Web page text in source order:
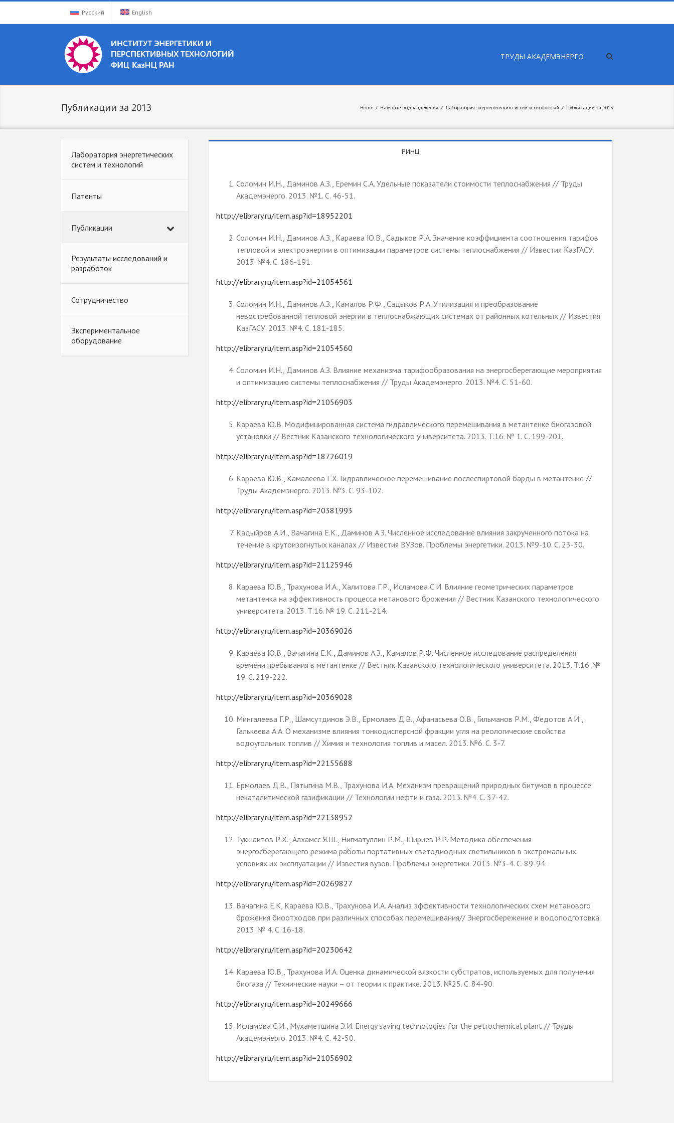
Русский English
ТРУДЫ АКАДЕМЭНЕРГО
Публикации за 2013 Home / Научные подразделения / Лаборатория энергетических систем и технологий / Публикации за 2013
РИНЦ
Соломин И.Н., Даминов А.З., Еремин С.А. Удельные показатели стоимости теплоснабжения // Труды
Академэнерго. 2013. №1. С. 46-51.
http://elibrary.ru/item.asp?id=18952201
Соломин И.Н., Даминов А.З., Караева Ю.В., Садыков Р.А. Значение коэффициента соотношения тарифов
тепловой и электроэнергии в оптимизации параметров системы теплоснабжения // Известия КазГАСУ.
2013. №4. С. 186-191.
http://elibrary.ru/item.asp?id=21054561
Соломин И.Н., Даминов А.З., Камалов Р.Ф., Садыков Р.А. Утилизация и преобразование
невостребованной тепловой энергии в теплоснабжающих системах от районных котельных // Известия
КазГАСУ. 2013. №4. С. 181-185.
http://elibrary.ru/item.asp?id=21054560
Соломин И.Н., Даминов А.З. Влияние механизма тарифообразования на энергосберегающие мероприятия
и оптимизацию системы теплоснабжения // Труды Академэнерго. 2013. №4. С. 51-60.
http://elibrary.ru/item.asp?id=21056903
Караева Ю.В. Модифицированная система гидравлического перемешивания в метантенке биогазовой
установки // Вестник Казанского технологического университета. 2013. Т.16. № 1. С. 199-201.
http://elibrary.ru/item.asp?id=18726019
Караева Ю.В., Камалеева Г.Х. Гидравлическое перемешивание послеспиртовой барды в метантенке //
Труды Академэнерго. 2013. №3. С. 93-102.
http://elibrary.ru/item.asp?id=20381993
Кадыйров А.И., Вачагина Е.К., Даминов А.З. Численное исследование влияния закрученного потока на
течение в крутоизогнутых каналах // Известия ВУЗов. Проблемы энергетики. 2013. №9-10. С. 23-30.
http://elibrary.ru/item.asp?id=21125946
Караева Ю.В., Трахунова И.А., Халитова Г.Р., Исламова С.И. Влияние геометрических параметров
метантенка на эффективность процесса метанового брожения // Вестник Казанского технологического
университета. 2013. Т.16. № 19. С. 211-214.
http://elibrary.ru/item.asp?id=20369026
Караева Ю.В., Вачагина Е.К., Даминов А.З., Камалов Р.Ф. Численное исследование распределения
времени пребывания в метантенке // Вестник Казанского технологического университета. 2013. Т.16. №
19. С. 219-222.
http://elibrary.ru/item.asp?id=20369028
Мингалеева Г.Р., Шамсутдинов Э.В., Ермолаев Д.В., Афанасьева О.В., Гильманов Р.М., Федотов А.И.,
Галькеева А.А. О механизме влияния тонкодисперсной фракции угля на реологические свойства
водоугольных топлив // Химия и технология топлив и масел. 2013. №6. С. 3-7.
http://elibrary.ru/item.asp?id=22155688
Ермолаев Д.В., Пятыгина М.В., Трахунова И.А. Механизм превращений природных битумов в процессе
некаталитической газификации // Технологии нефти и газа. 2013. №4. С. 37-42.
http://elibrary.ru/item.asp?id=22138952
Тукшаитов Р.Х., Алхамсс Я.Ш., Нигматуллин Р.М., Шириев Р.Р. Методика обеспечения
энергосберегающего режима работы портативных светодиодных светильников в экстремальных
условиях их эксплуатации // Известия вузов. Проблемы энергетики. 2013. №3-4. С. 89-94.
http://elibrary.ru/item.asp?id=20269827
Вачагина Е.К, Караева Ю.В., Трахунова И.А. Анализ эффективности технологических схем метанового
брожения биоотходов при различных способах перемешивания// Энергосбережение и водоподготовка.
2013. № 4. С. 16-18.
http://elibrary.ru/item.asp?id=20230642
Караева Ю.В., Трахунова И.А. Оценка динамической вязкости субстратов, используемых для получения
биогаза // Технические науки – от теории к практике. 2013. №25. С. 84-90.
http://elibrary.ru/item.asp?id=20249666
Исламова С.И., Мухаметшина Э.И. Energy saving technologies for the petrochemical plant // Труды
Академэнерго. 2013. №4. С. 42-50.
http://elibrary.ru/item.asp?id=21056902
Лаборатория энергетических
систем и технологий
Патенты
Публикации
Результаты исследований и
разработок
Сотрудничество
Экспериментальное
оборудование